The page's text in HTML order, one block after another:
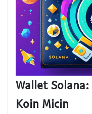
Wallet
Koin Micin